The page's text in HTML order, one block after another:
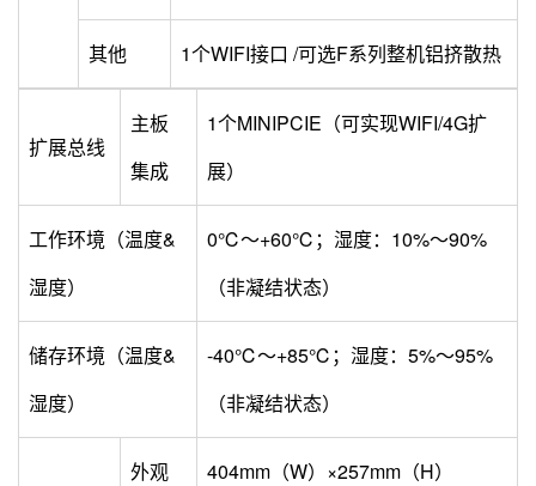
其他 1个WIFI接口 /可选F系列整机铝挤散热
扩展总线
主板
集成
1个MINIPCIE（可实现WIFI/4G扩
展）
工作环境（温度&
湿度）
0℃～+60℃；湿度：10%～90%
（非凝结状态）
储存环境（温度&
湿度）
-40℃～+85℃；湿度：5%～95%
（非凝结状态）
外观
404mm（W）×257mm（H）